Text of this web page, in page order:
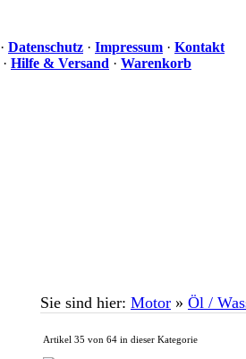
· Datenschutz · Impressum · Kontakt
· Hilfe & Versand · Warenkorb
Sie sind hier: Motor » Öl /
Artikel 35 von 64 in dieser Kategorie